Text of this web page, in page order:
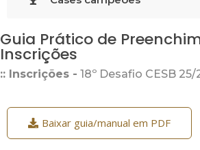
Guia Prático de
Inscrições
:: Inscrições - 18º Desafio CESB 25/
Baixar guia/manual em PDF